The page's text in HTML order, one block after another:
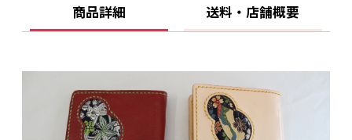
商品詳細 送料・店舗概要